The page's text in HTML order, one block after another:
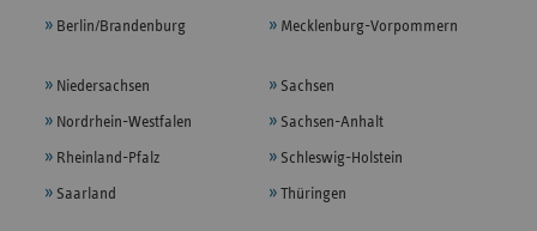
Berlin/Brandenburg Mecklenburg-Vorpommern
Niedersachsen
Nordrhein-Westfalen
Rheinland-Pfalz
Saarland
Sachsen
Sachsen-Anhalt
Schleswig-Holstein
Thüringen